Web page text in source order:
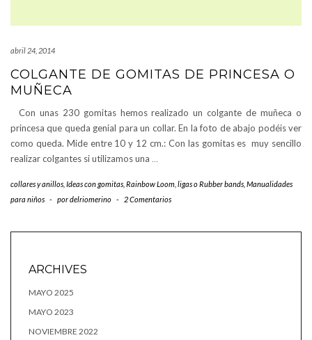
abril 24, 2014
COLGANTE DE GOMITAS DE PRINCESA O
MUÑECA
Con unas 230 gomitas hemos realizado un colgante de muñeca o
princesa que queda genial para un collar. En la foto de abajo podéis ver
como queda. Mide entre 10 y 12 cm.: Con las gomitas es muy sencillo
realizar colgantes si utilizamos una …
collares y anillos Ideas con gomitas, Rainbow Loom, ligas o Rubber bands Manualidades
para niños - pordelriomerino - 2 Comentarios
ARCHIVES
MAYO 2025
MAYO 2023
NOVIEMBRE 2022